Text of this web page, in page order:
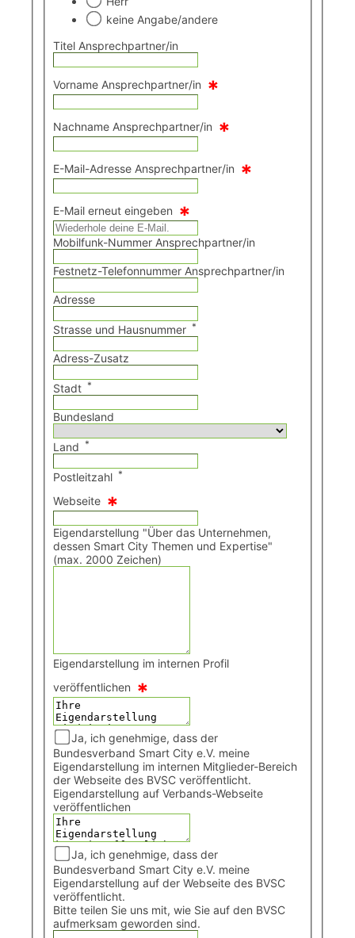
keine Angabe/andere
Titel Ansprechpartner/in
Vorname Ansprechpartner/in *
Nachname Ansprechpartner/in *
E-Mail-Adresse Ansprechpartner/in *
E-Mail erneut eingeben*
Mobilfunk-Nummer Ansprechpartner/in
Festnetz-Telefonnummer Ansprechpartner/in
Adresse
Strasse und Hausnummer *
Adress-Zusatz
Stadt *
Bundesland
Land *
Postleitzahl *
Webseite*
Eigendarstellung "Über das Unternehmen,
dessen Smart City Themen und Expertise"
(max. 2000 Zeichen)
Eigendarstellung im internen Profil
veröffentlichen*
Ja, ich genehmige, dass der
Bundesverband Smart City e.V. meine
Eigendarstellung im internen Mitglieder-Bereich
der Webseite des BVSC veröffentlicht.
Eigendarstellung auf Verbands-Webseite
veröffentlichen
Ja, ich genehmige, dass der
Bundesverband Smart City e.V. meine
Eigendarstellung auf der Webseite des BVSC
veröffentlicht.
Bitte teilen Sie uns mit, wie Sie auf den BVSC
aufmerksam geworden sind.